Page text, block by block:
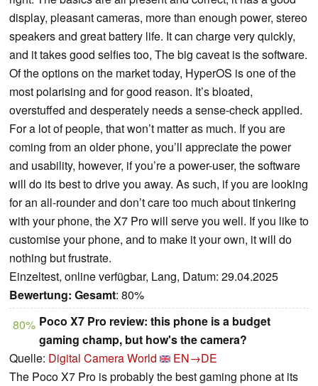
display, pleasant cameras, more than enough power, stereo
speakers and great battery life. It can charge very quickly,
and it takes good selfies too, The big caveat is the software.
Of the options on the market today, HyperOS is one of the
most polarising and for good reason. It’s bloated,
overstuffed and desperately needs a sense-check applied.
For a lot of people, that won’t matter as much. If you are
coming from an older phone, you’ll appreciate the power
and usability, however, if you’re a power-user, the software
will do its best to drive you away. As such, if you are looking
for an all-rounder and don’t care too much about tinkering
with your phone, the X7 Pro will serve you well. If you like to
customise your phone, and to make it your own, it will do
nothing but frustrate.
Einzeltest, online verfügbar, Lang, Datum: 29.04.2025
Bewertung: Gesamt: 80%
80% Poco X7 Pro review: this phone is a budget
gaming champ, but how's the camera?
Quelle: Digital Camera World
EN→DE
The Poco X7 Pro is probably the best gaming phone at its